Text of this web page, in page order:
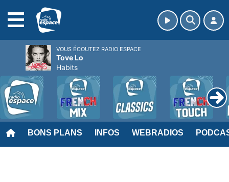
BONS PLANS INFOS WEBRADIOS
VOUS ÉCOUTEZ RADIO ESPACE
Tove Lo
Habits